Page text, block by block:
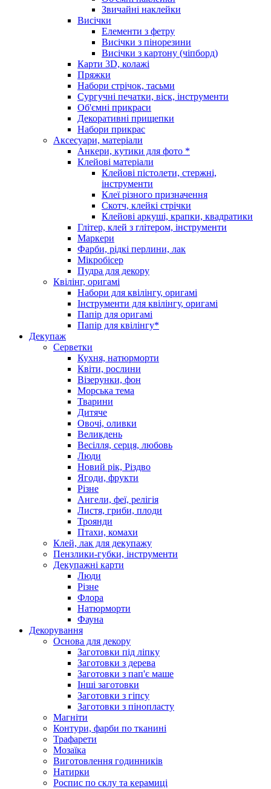
Звичайні наклейки
Висічки
Елементи з фетру
Висічки з пінорезини
Висічки з картону (чіпборд)
Карти 3D, колажі
Пряжки
Набори стрічок, тасьми
Сургучні печатки, віск, інструменти
Об'ємні прикраси
Декоративні прищепки
Набори прикрас
Аксесуари, матеріали
Анкери, кутики для фото *
Клейові матеріали
Клейові пістолети, стержні,
інструменти
Клеї різного призначення
Скотч, клейкі стрічки
Клейові аркуші, крапки, квадратики
Глітер, клей з глітером, інструменти
Маркери
Фарби, рідкі перлини, лак
Мікробісер
Пудра для декору
Квілінг, оригамі
Набори для квілінгу, оригамі
Інструменти для квілінгу, оригамі
Папір для оригамі
Папір для квілінгу*
Декупаж
Серветки
Кухня, натюрморти
Квіти, рослини
Візерунки, фон
Морська тема
Тварини
Дитяче
Овочі, оливки
Великдень
Весілля, серця, любовь
Люди
Новий рік, Різдво
Ягоди, фрукти
Різне
Ангели, феї, релігія
Листя, гриби, плоди
Троянди
Птахи, комахи
Клей, лак для декупажу
Пензлики-губки, інструменти
Декупажні карти
Люди
Різне
Флора
Натюрморти
Фауна
Декорування
Основа для декору
Заготовки під ліпку
Заготовки з дерева
Заготовки з пап'є маше
Інші заготовки
Заготовки з гіпсу
Заготовки з пінопласту
Магніти
Контури, фарби по тканині
Трафарети
Мозаїка
Виготовлення годинників
Натирки
Роспис по склу та керамиці